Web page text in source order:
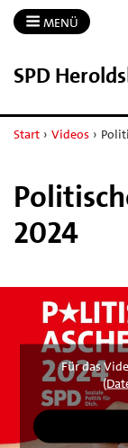
MENÜ
SPD
Start › Videos ›
2024
Für das
(